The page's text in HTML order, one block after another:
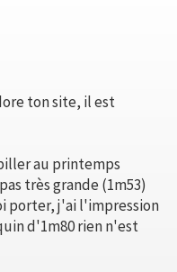
ton site, il est
au printemps
très grande (1m53)
porter, j'ai l'impression
d'1m80 rien n'est